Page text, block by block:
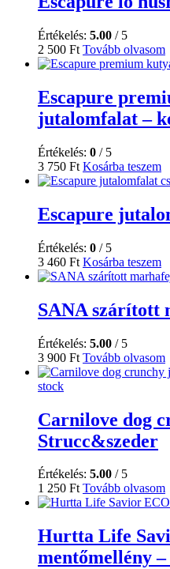
Értékelés: 5.00 / 5
2 500 Ft Tovább olvasom
Escapure
jutalomfalat –
Értékelés: 0 / 5
3 750 Ft Kosárba teszem
Escapure
Értékelés: 0 / 5
3 460 Ft Kosárba teszem
SANA szárított
Értékelés: 5.00 / 5
3 900 Ft Tovább olvasom
stock
Carnilove dog
Strucc&szeder
Értékelés: 5.00 / 5
1 250 Ft Tovább olvasom
Hurtta Life
mentőmellény